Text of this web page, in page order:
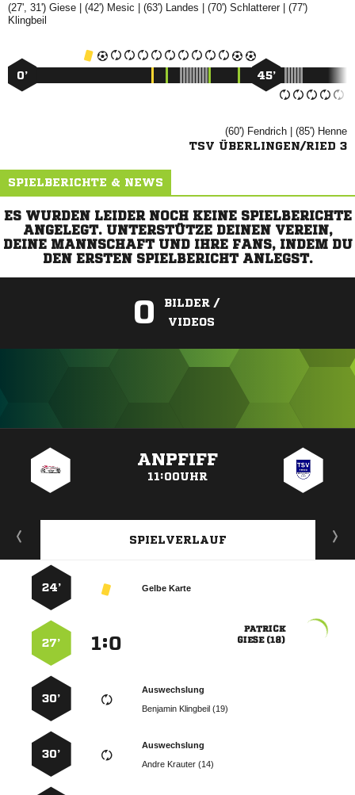
(27', 31')  | (42')  | (63')  | (70') | (77')

0’ 45’
(60')  | (85') 
TSV ÜBERLINGEN/RIED 3
SPIELBERICHTE & NEWS
ES WURDEN LEIDER NOCH KEINE SPIELBERICHTE
ANGELEGT. UNTERSTÜTZE DEINEN VEREIN,
DEINE MANNSCHAFT UND IHRE FANS, INDEM DU
DEN ERSTEN SPIELBERICHT ANLEGST.
0
BILDER /
VIDEOS
ANPFIFF
11:00UHR
SPIELVERLAUF
Gelbe Karte
24’

 
:
27’
Auswechslung
  
30’
Auswechslung
  
30’